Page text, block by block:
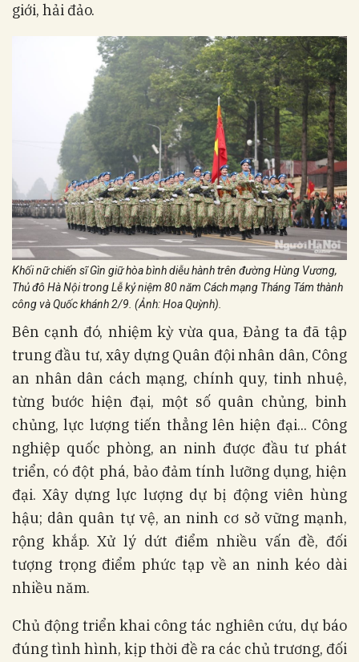
giới, hải đảo.
Khối nữ chiến sĩ Gìn giữ hòa bình diễu hành trên đường Hùng Vương,
Thủ đô Hà Nội trong Lễ kỷ niệm 80 năm Cách mạng Tháng Tám thành
công và Quốc khánh 2/9. (Ảnh: Hoa Quỳnh).
Bên cạnh đó, nhiệm kỳ vừa qua, Đảng ta đã tập
trung đầu tư, xây dựng Quân đội nhân dân, Công
an nhân dân cách mạng, chính quy, tinh nhuệ,
từng bước hiện đại, một số quân chủng, binh
chủng, lực lượng tiến thẳng lên hiện đại... Công
nghiệp quốc phòng, an ninh được đầu tư phát
triển, có đột phá, bảo đảm tính lưỡng dụng, hiện
đại. Xây dựng lực lượng dự bị động viên hùng
hậu; dân quân tự vệ, an ninh cơ sở vững mạnh,
rộng khắp. Xử lý dứt điểm nhiều vấn đề, đối
tượng trọng điểm phức tạp về an ninh kéo dài
nhiều năm.
Chủ động triển khai công tác nghiên cứu, dự báo
đúng tình hình, kịp thời đề ra các chủ trương, đối